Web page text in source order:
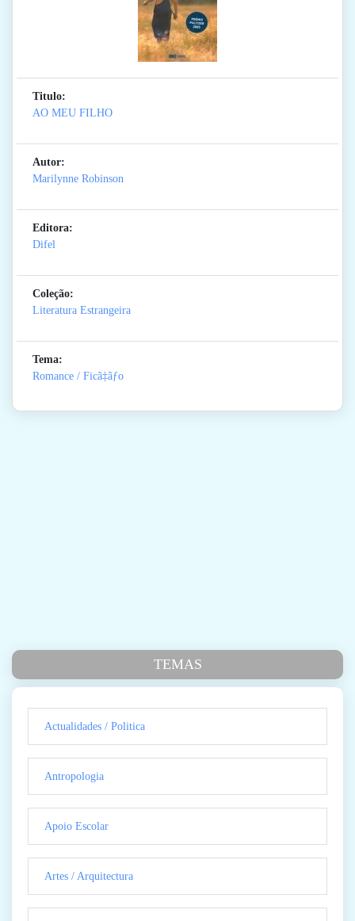
Titulo:
AO MEU FILHO
Autor:
Marilynne Robinson
Editora:
Difel
Coleção:
Literatura Estrangeira
Tema:
Romance / Ficã‡ãƒo
TEMAS
Actualidades / Politica
Antropologia
Apoio Escolar
Artes / Arquitectura